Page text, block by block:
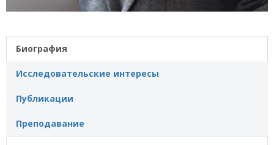
Биография
Исследовательские интересы
Публикации
Преподавание